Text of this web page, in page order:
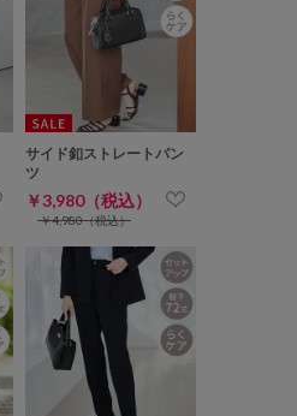
サイド釦ストレートパン
ツ
￥3,980（税込）
￥4,980（税込）